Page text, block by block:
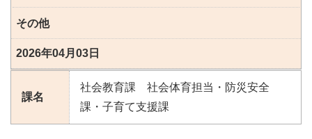
その他
2026年04月03日
課名
社会教育課 社会体育担当・防災安全
課・子育て支援課